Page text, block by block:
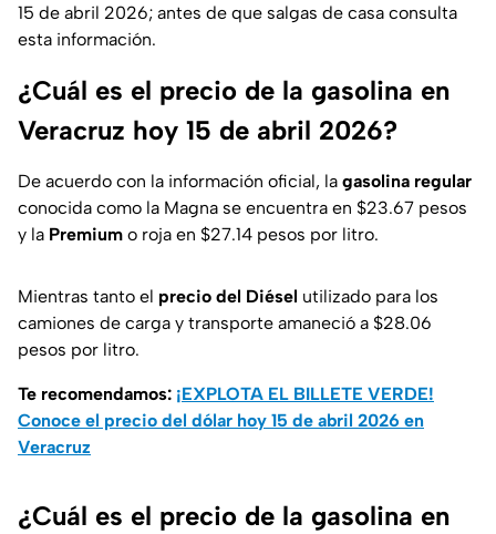
15 de abril 2026; antes de que salgas de casa consulta
esta información.
¿Cuál es el precio de la gasolina en
Veracruz hoy 15 de abril 2026?
De acuerdo con la información oficial, la gasolina regular
conocida como la Magna se encuentra en $23.67 pesos
y la Premium o roja en $27.14 pesos por litro.
Mientras tanto el precio del Diésel utilizado para los
camiones de carga y transporte amaneció a $28.06
pesos por litro.
Te recomendamos: ¡EXPLOTA EL BILLETE VERDE!
Conoce el precio del dólar hoy 15 de abril 2026 en
Veracruz
¿Cuál es el precio de la gasolina en